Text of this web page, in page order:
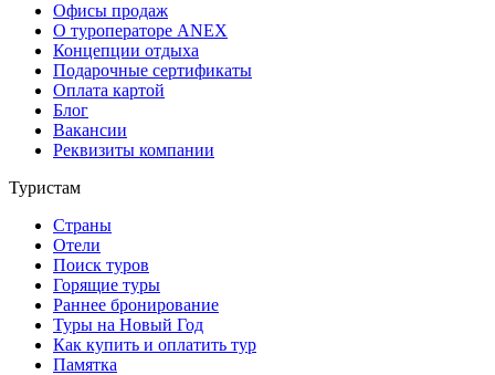
Офисы продаж
О туроператоре ANEX
Концепции отдыха
Подарочные сертификаты
Оплата картой
Блог
Вакансии
Реквизиты компании
Туристам
Страны
Отели
Поиск туров
Горящие туры
Раннее бронирование
Туры на Новый Год
Как купить и оплатить тур
Памятка